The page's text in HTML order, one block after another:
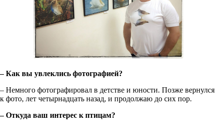
– Как вы увлеклись фотографией?
– Немного фотографировал в детстве и юности. Позже вернулся
к фото, лет четырнадцать назад, и продолжаю до сих пор.
– Откуда ваш интерес к птицам?